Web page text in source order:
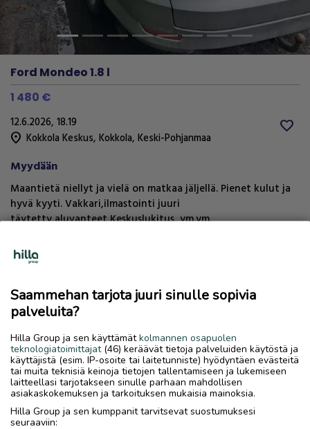
Ford Mondeo 1.8 l
1 480 €
favorite
12.6.2026, 18.19
location_on Kokkola Keskus, Kokkola, Keski-Pohjanmaa
Myydään
Maantietä niellyt ja vielä on matkaa jäljellä. Pienet kulut ja
hyvä kyyti. Vakkari,ilmastointi juuri
täytetty,aluvanteet,Keskuslukitus, ym.ym.
Merkki
Malli
Mondeo
Ajoneuvotyyppi
Vuosimalli
2007vm
Mittarilukema
593000km
Korimalli
Farmari
Käyttövoima
Diesel
Saammehan tarjota juuri sinulle sopivia
palveluita?
Hilla Group ja sen käyttämätkolmannen osapuolen
teknologiatoimittajat(46) keräävät tietoja palveluiden käytöstä ja
käyttäjistä (esim. IP-osoite tai laitetunniste) hyödyntäen evästeitä
tai muita teknisiä keinoja tietojen tallentamiseen ja lukemiseen
laitteellasi tarjotakseen sinulle parhaan mahdollisen
asiakaskokemuksen ja tarkoituksen mukaisia mainoksia.
Hilla Group ja sen kumppanit tarvitsevat suostumuksesi
seuraaviin: